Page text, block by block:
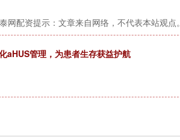
网配资提示：文章来自网络，不代表本站观点。
aHUS管理，为患者生存获益护航